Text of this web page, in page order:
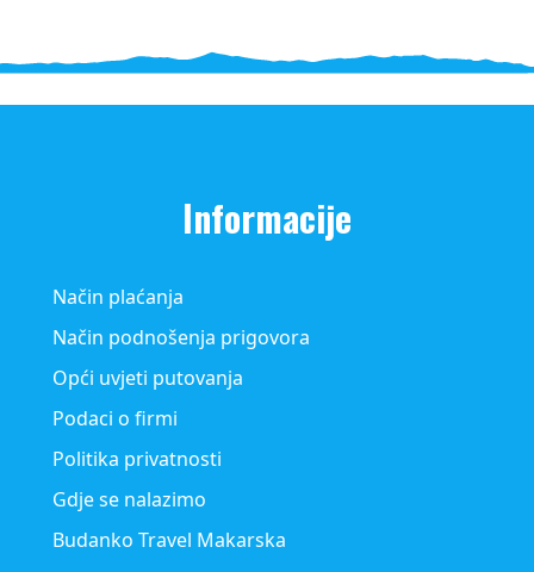
Informacije
Način plaćanja
Način podnošenja prigovora
Opći uvjeti putovanja
Podaci o firmi
Politika privatnosti
Gdje se nalazimo
Budanko Travel Makarska